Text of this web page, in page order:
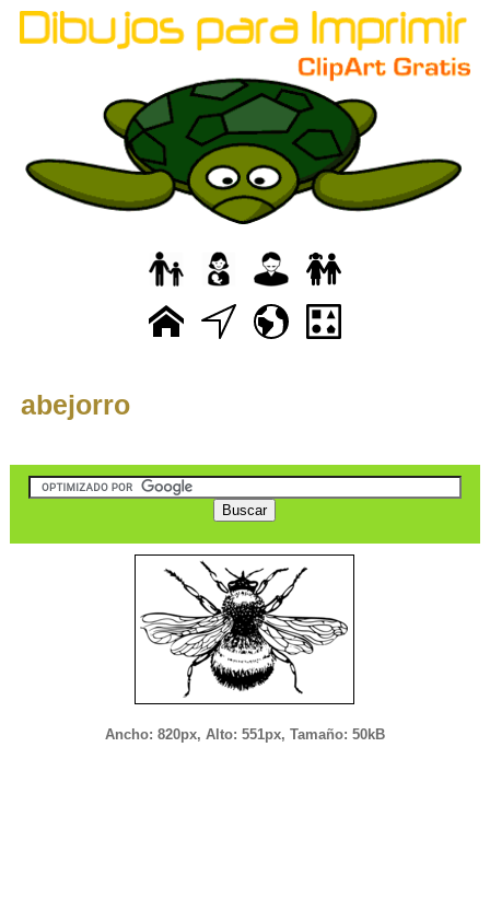
abejorro
Ancho: 820px, Alto: 551px, Tamaño: 50kB